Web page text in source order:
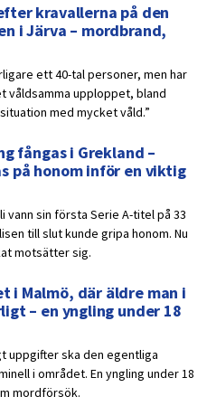
kravallerna på den
i Järva – mordbrand,
ett 40-tal personer, men har
våldsamma upploppet, bland
med mycket våld.”
fångas i Grekland –
på honom inför en viktig
vann sin första Serie A-titel på 33
till slut kunde gripa honom. Nu
motsätter sig.
i Malmö, där äldre man i
– en yngling under 18
uppgifter ska den egentliga
i området. En yngling under 18
mordförsök.